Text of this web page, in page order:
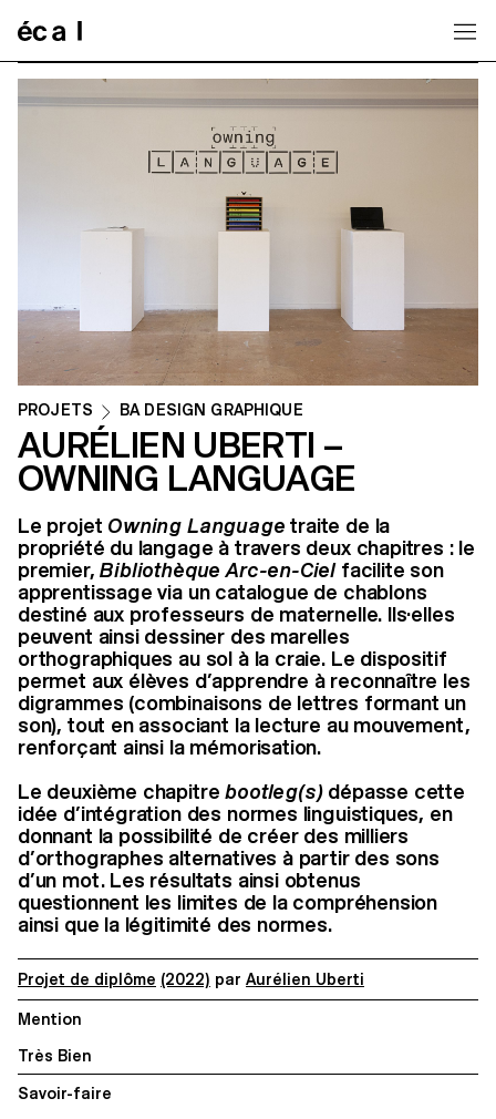
PROJETS BA DESIGN GRAPHIQUE
AURÉLIEN UBERTI –
OWNING LANGUAGE
Le projet Owning Languagetraite de la
propriété du langage à travers deux chapitres : le
premier,Bibliothèque Arc-en-Cielfacilite son
apprentissage via un catalogue de chablons
destiné aux professeurs de maternelle. Ils·elles
peuvent ainsi dessiner des marelles
orthographiques au sol à la craie. Le dispositif
permet aux élèves d’apprendre à reconnaître les
digrammes (combinaisons de lettres formant un
son), tout en associant la lecture au mouvement,
renforçant ainsi la mémorisation.
Le deuxième chapitrebootleg(s)dépasse cette
idée d’intégration des normes linguistiques, en
donnant la possibilité de créer des milliers
d’orthographes alternatives à partir des sons
d’un mot. Les résultats ainsi obtenus
questionnent les limites de la compréhension
ainsi que la légitimité des normes.
Projet de diplôme (2022) par Aurélien Uberti
Mention
Très Bien
Savoir-faire